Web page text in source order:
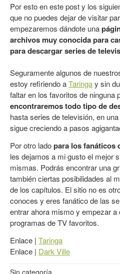
Por esto en este post y los
que no puedes dejar de visitar
empezaremos dándote una
archivos muy conocida para
para descargar series de
Seguramente algunos de
estoy refiriendo aTaringay sin
faltar en los favoritos de ninguna
encontraremos todo tipo de
hasta series de televisión, en
sigue creciendo a pasos
Por otro ladopara los fanáticos
les dejamos a mi gusto el mejor
mismas. Podrás encontrar una
también ciertas posibilidades al
de los capítulos. El sitio no es
conoces y eres fanático de las
entrar ahora mismo y empezar a
programas de TV favoritos.
Enlace | Taringa
Enlace | Dark Ville
Sin categoría